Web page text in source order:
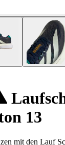
13
mit den Lauf